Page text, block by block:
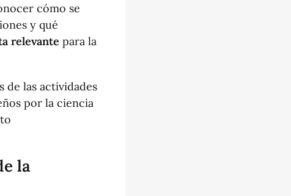
cómo se
y qué
relevante para la
de las actividades
por la ciencia
la